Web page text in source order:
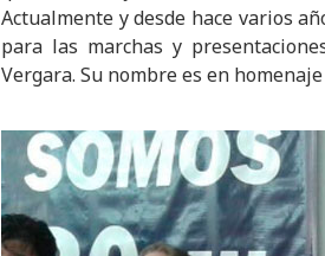
Actualmente y desde hace varios
para las marchas y
Vergara. Su nombre es en